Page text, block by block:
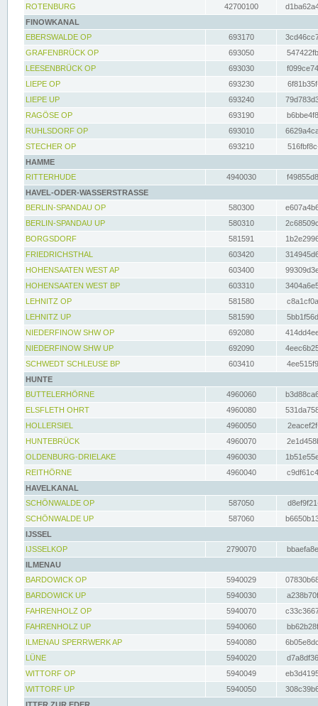
ROTENBURG
42700100
FINOWKANAL
EBERSWALDE OP
693170
GRAFENBRÜCK OP
693050
LEESENBRÜCK OP
693030
LIEPE OP
693230
LIEPE UP
693240
RAGÖSE OP
693190
RUHLSDORF OP
693010
STECHER OP
693210
HAMME
RITTERHUDE
4940030
HAVEL-ODER-WASSERSTRASSE
BERLIN-SPANDAU OP
580300
BERLIN-SPANDAU UP
580310
BORGSDORF
581591
FRIEDRICHSTHAL
603420
HOHENSAATEN WEST AP
603400
HOHENSAATEN WEST BP
603310
LEHNITZ OP
581580
LEHNITZ UP
581590
NIEDERFINOW SHW OP
692080
NIEDERFINOW SHW UP
692090
SCHWEDT SCHLEUSE BP
603410
HUNTE
BUTTELERHÖRNE
4960060
ELSFLETH OHRT
4960080
HOLLERSIEL
4960050
HUNTEBRÜCK
4960070
OLDENBURG-DRIELAKE
4960030
REITHÖRNE
4960040
HAVELKANAL
SCHÖNWALDE OP
587050
SCHÖNWALDE UP
587060
IJSSEL
IJSSELKOP
2790070
ILMENAU
BARDOWICK OP
5940029
BARDOWICK UP
5940030
FAHRENHOLZ OP
5940070
FAHRENHOLZ UP
5940060
ILMENAU SPERRWERK AP
5940080
LÜNE
5940020
WITTORF OP
5940049
WITTORF UP
5940050